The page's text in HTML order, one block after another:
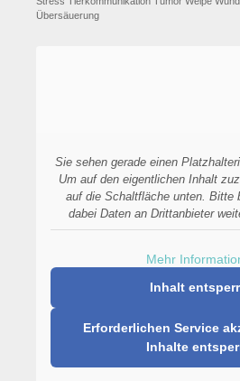
Übersäuerung
Sie sehen gerade einen
Um auf den eigentlichen Inhalt
auf die Schaltfläche unten. Bitte
dabei Daten an Drittanbieter
Mehr
Inhalt
Erforderlichen Service
Inhalte